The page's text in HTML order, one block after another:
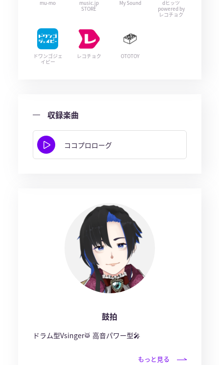
mu-mo
music.jp
STORE
My Sound
dヒッツ
powered by
レコチョク
ドワンゴジェ
イピー
レコチョク OTOTOY
収録楽曲
ココプロローグ
鼓拍
ドラム型Vsinger🥁 高音パワー型🎤
もっと見る